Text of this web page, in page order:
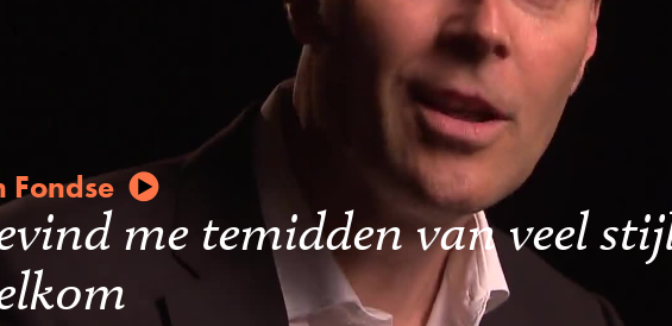
Fondse
me temidden van veel